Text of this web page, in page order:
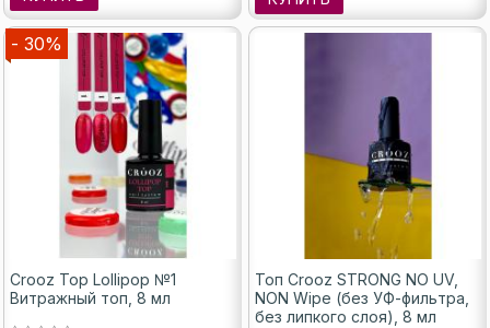
- 30%
Crooz Top Lollipop №1
Витражный топ, 8 мл
Топ Crooz STRONG NO UV,
NON Wipe (без УФ-фильтра,
без липкого слоя), 8 мл